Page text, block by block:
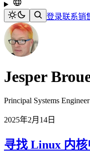
登录联系销
Jesper
Principal Systems Engineer
2025年2月14日
寻找 Linux 内